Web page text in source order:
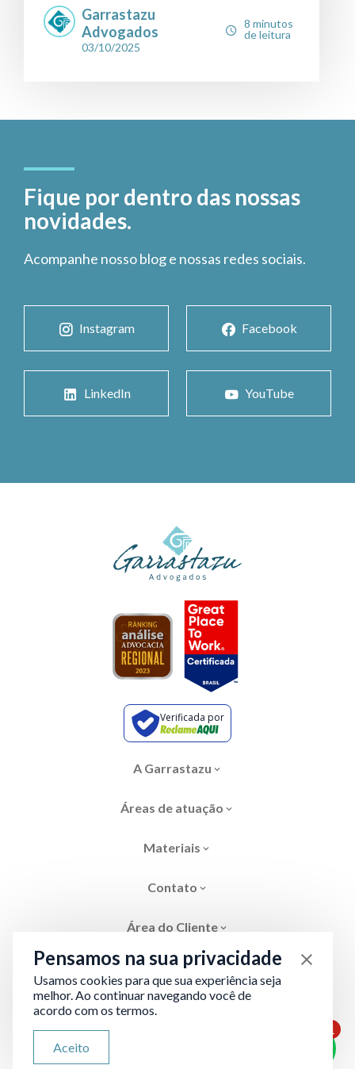
Garrastazu
Advogados
03/10/2025
8 minutos
de leitura
Fique por dentro das nossas
novidades.
Acompanhe nosso blog e nossas redes sociais.
Instagram Facebook
LinkedIn YouTube
Verificada por
A Garrastazu
Áreas de atuação
Materiais
Contato
Área do Cliente
Área restrita 1
Pensamos na sua privacidade
Usamos cookies para que sua experiência seja
melhor. Ao continuar navegando você de
acordo com os termos.
Aceito